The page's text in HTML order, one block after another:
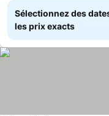
Sélectionnez des
les prix exacts